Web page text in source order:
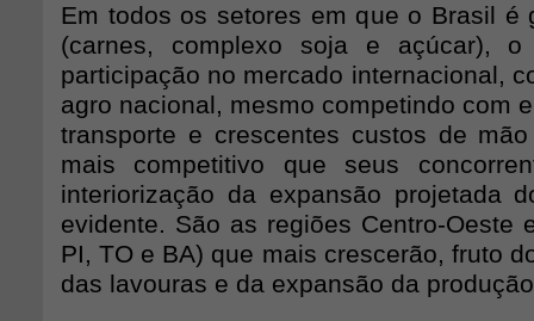
Em todos os setores em que o Brasil é
(carnes, complexo soja e açúcar),
participação no mercado internacional,
agro nacional, mesmo competindo com
transporte e crescentes custos de
mais competitivo que seus
interiorização da expansão projetada
evidente. São as regiões Centro-Oeste
PI, TO e BA) que mais crescerão, fruto
das lavouras e da expansão da